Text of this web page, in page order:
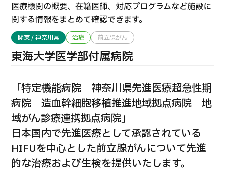
国際セカンドオピニオンパッケージ （湘南鎌倉総合病院）
2026.01.12
医療機関の概要、在籍医師、対応プログラムなど施設に
関する情報をまとめて確認できます。
関東 / 神奈川県 治療 前立腺がん
東海大学医学部付属病院
「特定機能病院 神奈川県先進医療超急性期
病院 造血幹細胞移植推進地域拠点病院 地
域がん診療連携拠点病院」
日本国内で先進医療として承認されている
HIFUを中心とした前立腺がんについて先進
的な治療および生検を提供いたします。